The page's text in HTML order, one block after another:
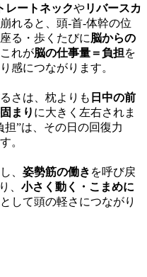
レートネックやリバースカ
れると、頭‐首‐体幹の位
る・歩くたびに脳からの
れが脳の仕事量＝負担を
感につながります。
さは、枕よりも 日中の前
まり に大きく左右されま
”は、その日の回復力
。
、 姿勢筋の働き を呼び戻
、 小さく動く・こまめに
して頭の軽さにつながり